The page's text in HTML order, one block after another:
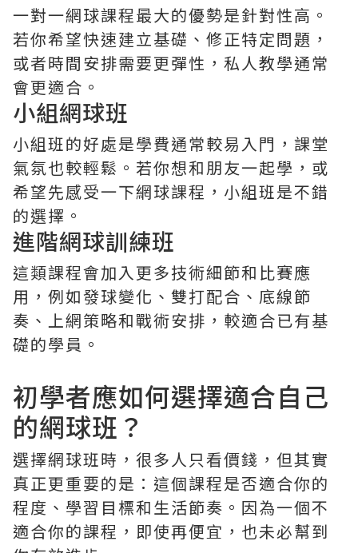
一對一網球課程最大的優勢是針對性高。
若你希望快速建立基礎、修正特定問題，
或者時間安排需要更彈性，私人教學通常
會更適合。
小組網球班
小組班的好處是學費通常較易入門，課堂
氣氛也較輕鬆。若你想和朋友一起學，或
希望先感受一下網球課程，小組班是不錯
的選擇。
進階網球訓練班
這類課程會加入更多技術細節和比賽應
用，例如發球變化、雙打配合、底線節
奏、上網策略和戰術安排，較適合已有基
礎的學員。
初學者應如何選擇適合自己
的網球班？
選擇網球班時，很多人只看價錢，但其實
真正更重要的是：這個課程是否適合你的
程度、學習目標和生活節奏。因為一個不
適合你的課程，即使再便宜，也未必幫到